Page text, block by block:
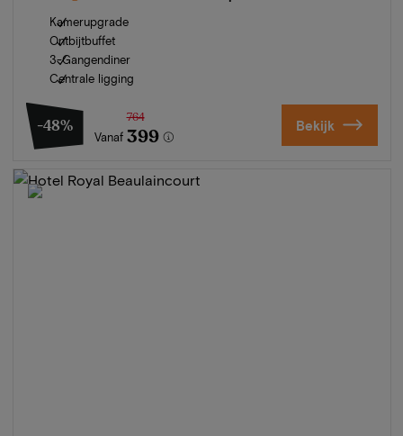
Kamerupgrade
Ontbijtbuffet
3-Gangendiner
Centrale ligging
-48%
Vanaf
764
399 Bekijk